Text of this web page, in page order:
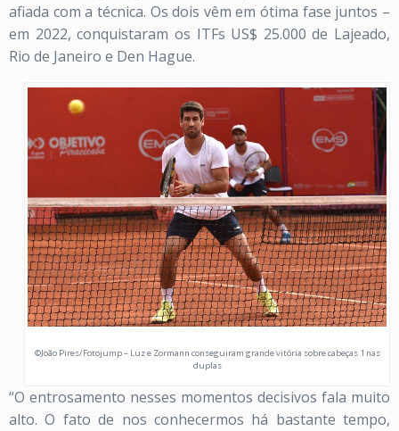
afiada com a técnica. Os dois vêm em ótima fase juntos –
em 2022, conquistaram os ITFs US$ 25.000 de Lajeado,
Rio de Janeiro e Den Hague.
©João Pires/Fotojump – Luz e Zormann conseguiram grande vitória sobre cabeças 1 nas
duplas
“O entrosamento nesses momentos decisivos fala muito
alto. O fato de nos conhecermos há bastante tempo,